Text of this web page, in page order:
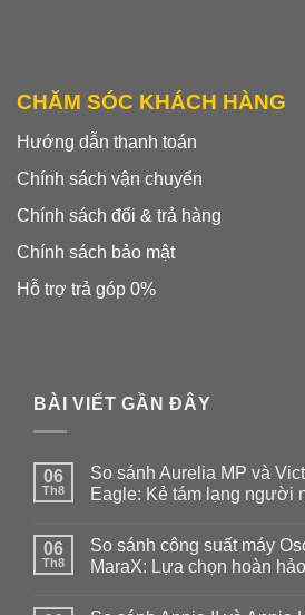
CHĂM SÓC KHÁCH HÀNG
Hướng dẫn thanh toán
Chính sách vận chuyển
Chính sách đổi & trả hàng
Chính sách bảo mật
Hỗ trợ trả góp 0%
BÀI VIẾT GẦN ĐÂY
06
Th8
So sánh Aurelia MP và
Eagle: Kẻ tám lạng người
bình
luận
ở
06
Th8
So sánh công suất máy
MaraX: Lựa chọn hoàn